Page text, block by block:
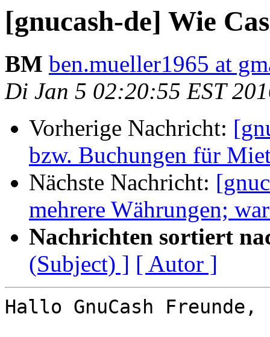
[gnucash-de] Wie
BM ben.mueller1965 at
Di Jan 5 02:20:55 EST
Vorherige Nachricht:
bzw. Buchungen für
Nächste Nachricht:
mehrere Währungen;
Nachrichten sortiert
(Subject) ] [ Autor ]
Hallo GnuCash Freunde,